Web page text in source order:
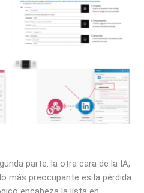
Presentación Eric Seguí.
Fantasia Automatiza con
Presentación Eric Seguí.
Fantasia Automatiza con
IA
parte: la otra cara de la IA,
más preocupante es la pérdida